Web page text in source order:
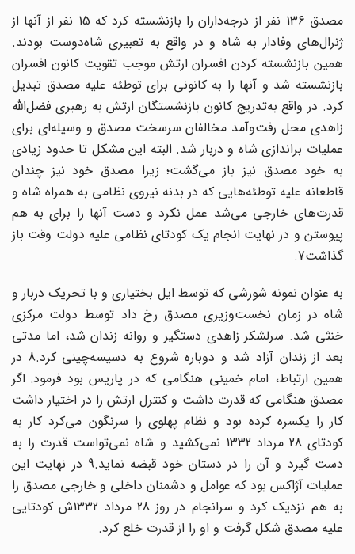
مصدق 136 نفر از درجه‌داران را بازنشسته کرد که 15 نفر از آنها از
ژنرال‌های وفادار به شاه و در واقع به تعبیری شاه‌دوست بودند.
همین بازنشسته کردن افسران ارتش موجب تقویت کانون افسران
بازنشسته شد و آنها را به کانونی برای توطئه علیه مصدق تبدیل
کرد. در واقع به‌تدریج کانون بازنشستگان ارتش به رهبری فضل‌الله
زاهدی محل رفت‌وآمد مخالفان سرسخت مصدق و وسیله‌ای برای
عملیات براندازی شاه و دربار شد. البته این مشکل تا حدود زیادی
به خود مصدق نیز باز می‌گشت؛ زیرا مصدق خود نیز چندان
قاطعانه علیه توطئه‌هایی که در بدنه نیروی نظامی به همراه شاه و
قدرت‌های خارجی می‌شد عمل نکرد و دست آنها را برای به هم
پیوستن و در نهایت انجام یک کودتای نظامی علیه دولت وقت باز
گذاشت7.
به عنوان نمونه شورشی که توسط ایل بختیاری و با تحریک دربار و
شاه در زمان نخست‌وزیری مصدق رخ داد توسط دولت مرکزی
خنثی شد. سرلشکر زاهدی دستگیر و روانه زندان شد، اما مدتی
بعد از زندان آزاد شد و دوباره شروع به دسیسه‌چینی کرد.8 در
همین ارتباط، امام خمینی هنگامی که در پاریس بود فرمود: اگر
مصدق هنگامی که قدرت داشت و کنترل ارتش را در اختیار داشت
کار را یکسره کرده بود و نظام پهلوی را سرنگون می‌کرد کار به
کودتای 28 مرداد 1332 نمی‌کشید و شاه نمی‌تواست قدرت را به
دست گیرد و آن را در دستان خود قبضه نماید.9 در نهایت این
عملیات آژاکس بود که عوامل و دشمنان داخلی و خارجی مصدق را
به هم نزدیک کرد و سرانجام در روز 28 مرداد 1332ش کودتایی
علیه مصدق شکل گرفت و او را از قدرت خلع کرد.